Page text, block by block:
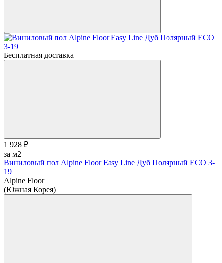
Бесплатная доставка
1 928 ₽
за м2
Виниловый пол Alpine Floor Easy Line Дуб Полярный ЕСО 3-
19
Alpine Floor
(Южная Корея)